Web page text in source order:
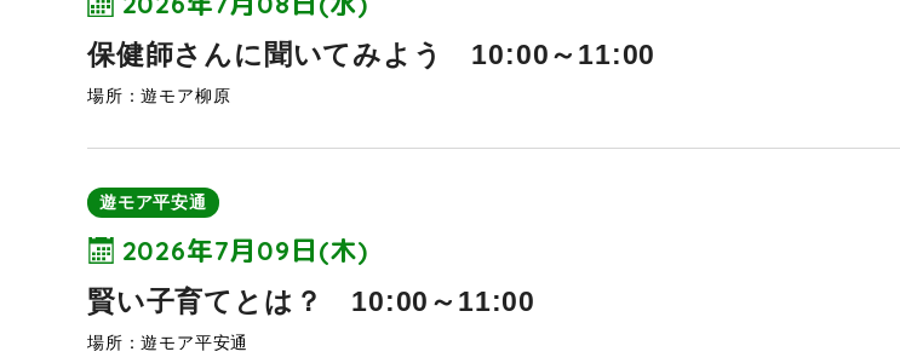
保健師さんに聞いてみよう 10:00～11:00
場所：遊モア柳原
遊モア平安通
2026年7月09日(木)
賢い子育てとは？ 10:00～11:00
場所：遊モア平安通